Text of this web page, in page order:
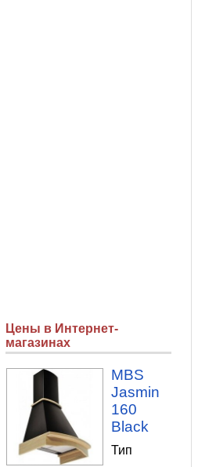
Цены в Интернет-
магазинах
MBS
Jasmin
160
Black
Тип